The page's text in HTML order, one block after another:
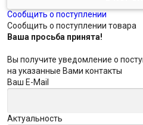
Сообщить о поступлении
Сообщить о поступлении товара
Ваша просьба принята!
Вы получите уведомление о
на указанные Вами контакты
Ваш E-Mail
Актуальность